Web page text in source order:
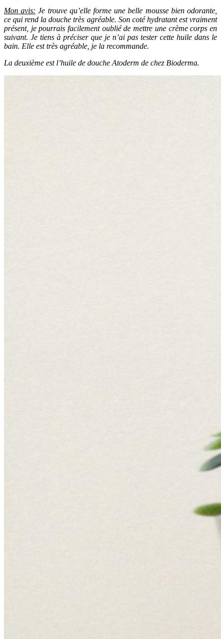
Mon avis: Je trouve qu’elle forme une belle mousse bien odorante,
ce qui rend la douche très agréable. Son coté hydratant est vraiment
présent, je pourrais facilement oublié de mettre une crème corps en
suivant. Je tiens à préciser que je n’ai pas tester cette huile dans le
bain. Elle est très agréable, je la recommande.
La deuxième est l’huile de douche Atoderm de chez Bioderma.